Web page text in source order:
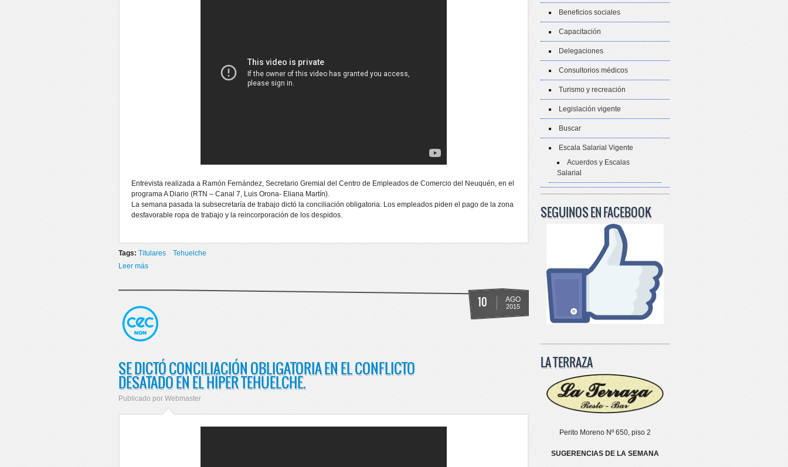
Entrevista realizada a Ramón Fernández, Secretario Gremial del Centro de Empleados de Comercio del Neuquén, en el
programa A Diario (RTN – Canal 7, Luis Orona- Eliana Martín).
La semana pasada la subsecretaría de trabajo dictó la conciliación obligatoria. Los empleados piden el pago de la zona
desfavorable ropa de trabajo y la reincorporación de los despidos.
Tags: Titulares
Tehuelche
Leer más
10 AGO
2015
SE DICTÓ CONCILIACIÓN OBLIGATORIA EN EL CONFLICTO
DESATADO EN EL HÍPER TEHUELCHE.
Publicado por Webmaster
Beneficios sociales
Capacitación
Delegaciones
Consultorios médicos
Turismo y recreación
Legislación vigente
Buscar
Escala Salarial Vigente
Acuerdos y Escalas
Salarial
SEGUINOS EN FACEBOOK
LA TERRAZA
Perito Moreno Nº 650, piso 2
SUGERENCIAS DE LA SEMANA